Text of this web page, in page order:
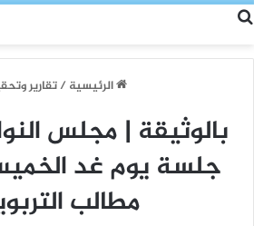
الرئيسية/تقارير
بالوثيقة | مجلس
جلسة يوم غد
مطالب